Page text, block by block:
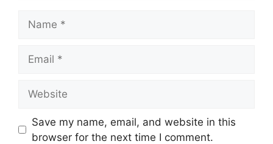
Save my name, email, and website in this
browser for the next time I comment.